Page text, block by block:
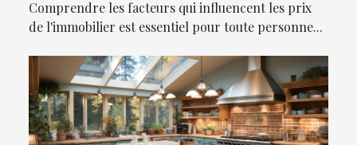
Comprendre les facteurs qui influencent les prix
de l'immobilier est essentiel pour toute personne...